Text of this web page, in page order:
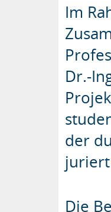
Im
Dr.-
der
Die